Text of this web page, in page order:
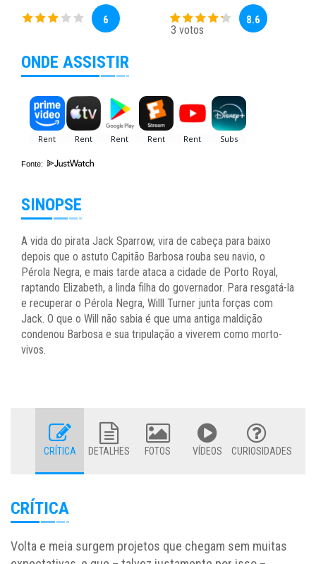
6
3 votos
8.6
ONDE ASSISTIR
Fonte:
SINOPSE
A vida do pirata Jack Sparrow, vira de cabeça para baixo
depois que o astuto Capitão Barbosa rouba seu navio, o
Pérola Negra, e mais tarde ataca a cidade de Porto Royal,
raptando Elizabeth, a linda filha do governador. Para resgatá-la
e recuperar o Pérola Negra, Willl Turner junta forças com
Jack. O que o Will não sabia é que uma antiga maldição
condenou Barbosa e sua tripulação a viverem como morto-
vivos.
CRÍTICA DETALHES FOTOS VÍDEOS CURIOSIDADES
CRÍTICA
Volta e meia surgem projetos que chegam sem muitas